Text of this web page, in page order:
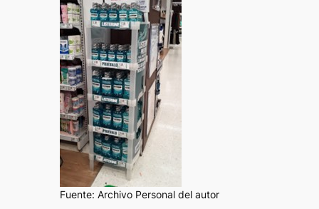
Fuente: Archivo Personal del autor